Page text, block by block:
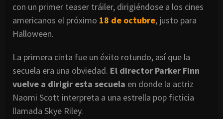
con un primer teaser tráiler, dirigiéndose a los cines
americanos el próximo 18 de octubre, justo para
Halloween.
La primera cinta fue un éxito rotundo, así que la
secuela era una obviedad. El director Parker Finn
vuelve a dirigir esta secuela en donde la actriz
Naomi Scott interpreta a una estrella pop ficticia
llamada Skye Riley.